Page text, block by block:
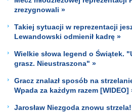
zrezygnowali »
Takiej sytuacji w reprezentacji
Lewandowski odmienił kadrę »
Wielkie słowa legend o Świątek.
grasz. Nieustraszona" »
Gracz znalazł sposób na
Wpada za każdym razem [WIDEO]
Jarosław Niezgoda znowu